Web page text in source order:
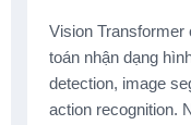
Vision Transformer
toán nhận dạng
detection, image
action recognition.